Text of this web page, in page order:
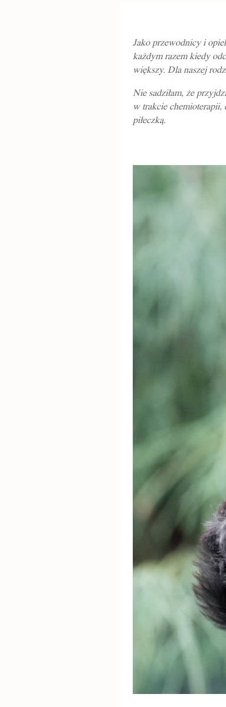
Jako przewodnicy i
każdym razem kiedy
większy. Dla naszej
Nie sadziłam, że
w trakcie
piłeczką.